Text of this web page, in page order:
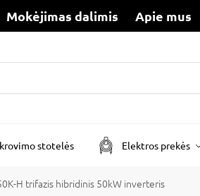
Mokėjimas dalimis Apie mus
stotelės Elektros prekės
H trifazis hibridinis 50kW inverteris